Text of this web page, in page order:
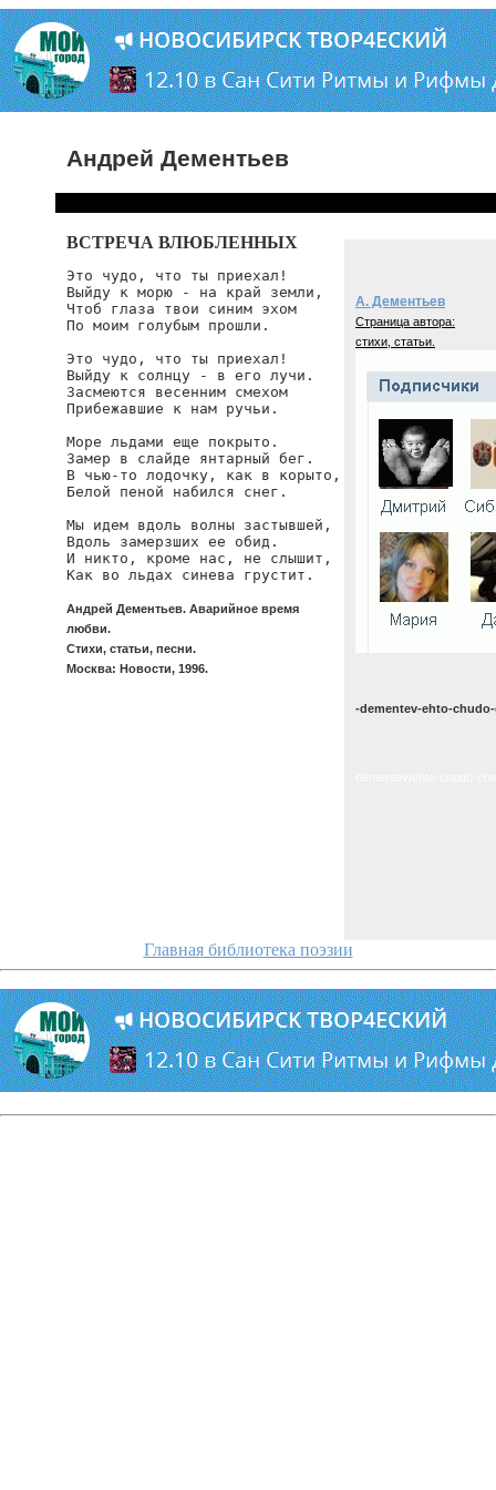
Андрей Дементьев
ВСТРЕЧА ВЛЮБЛЕННЫХ
Это чудо, что ты приехал!
Выйду к морю - на край земли,
Чтоб глаза твои синим эхом
По моим голубым прошли.
Это чудо, что ты приехал!
Выйду к солнцу - в его лучи.
Засмеются весенним смехом
Прибежавшие к нам ручьи.
Море льдами еще покрыто.
Замер в слайде янтарный бег.
В чью-то лодочку, как в корыто,
Белой пеной набился снег.
Мы идем вдоль волны застывшей,
Вдоль замерзших ее обид.
И никто, кроме нас, не слышит,
Как во льдах синева грустит.
Андрей Дементьев. Аварийное время
любви.
Стихи, статьи, песни.
Москва: Новости, 1996.
А. Дементьев
Страница автора:
стихи, статьи.
-dementev-ehto-
Главная библиотека поэзии